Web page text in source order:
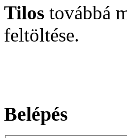
Tilos továbbá
feltöltése.
Belépés